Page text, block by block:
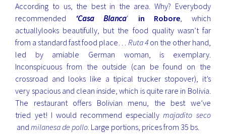
According to us, the best in the area. Why? Everybody
recommended ‘Casa Blanca‘ in Robore, which
actuallylooks beautifully, but the food quality wasn’t far
from a standard fast food place… Ruta 4 on the other hand,
led by amiable German woman, is exemplary.
Inconspicuous from the outside (can be found on the
crossroad and looks like a tipical trucker stopover), it’s
very spacious and clean inside, which is quite rare in Bolivia.
The restaurant offers Bolivian menu, the best we’ve
tried yet! I would recommend especiallymajadito seco
andmilanesa de pollo. Large portions, prices from 35 bs.